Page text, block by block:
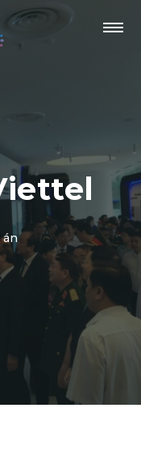
án